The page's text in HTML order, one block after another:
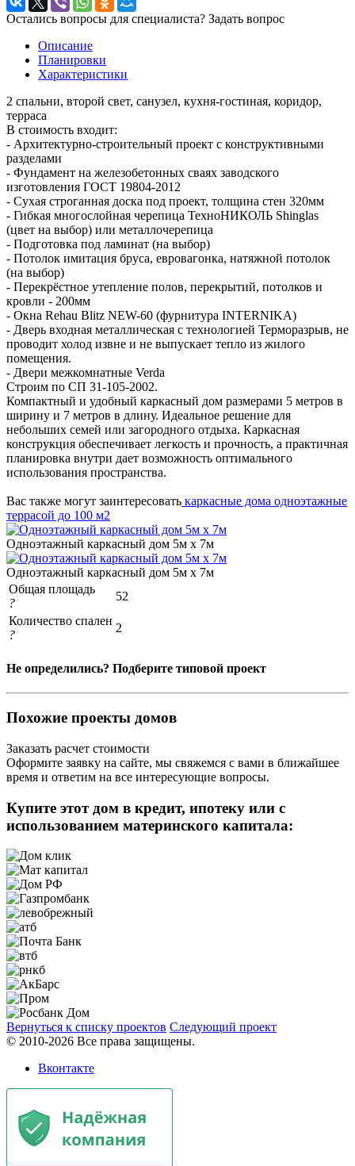
Остались вопросы для специалиста? Задать вопрос
Описание
Планировки
Характеристики
2 спальни, второй свет, санузел, кухня-гостиная, коридор,
терраса
В стоимость входит:
- Архитектурно-строительный проект с конструктивными
разделами
- Фундамент на железобетонных сваях заводского
изготовления ГОСТ 19804-2012
- Сухая строганная доска под проект, толщина стен 320мм
- Гибкая многослойная черепица ТехноНИКОЛЬ Shinglas
(цвет на выбор) или металлочерепица
- Подготовка под ламинат (на выбор)
- Потолок имитация бруса, евровагонка, натяжной потолок
(на выбор)
- Перекрёстное утепление полов, перекрытий, потолков и
кровли - 200мм
- Окна Rehau Blitz NEW-60 (фурнитура INTERNIKA)
- Дверь входная металлическая с технологией Терморазрыв, не
проводит холод извне и не выпускает тепло из жилого
помещения.
- Двери межкомнатные Verda
Строим по СП 31-105-2002.
Компактный и удобный каркасный дом размерами 5 метров в
ширину и 7 метров в длину. Идеальное решение для
небольших семей или загородного отдыха. Каркасная
конструкция обеспечивает легкость и прочность, а практичная
планировка внутри дает возможность оптимального
использования пространства.
Вас также могут заинтересовать каркасные дома одноэтажные
террасой до 100 м2
Одноэтажный каркасный дом 5м х 7м
Одноэтажный каркасный дом 5м х 7м
Общая площадь
?
52
Количество спален
?
2
Не определились? Подберите типовой проект
Похожие проекты домов
Заказать расчет стоимости
Оформите заявку на сайте, мы свяжемся с вами в ближайшее
время и ответим на все интересующие вопросы.
Купите этот дом в кредит, ипотеку или с
использованием материнского капитала:
Вернуться к списку проектов Следующий проект
© 2010-2026 Все права защищены.
Вконтакте